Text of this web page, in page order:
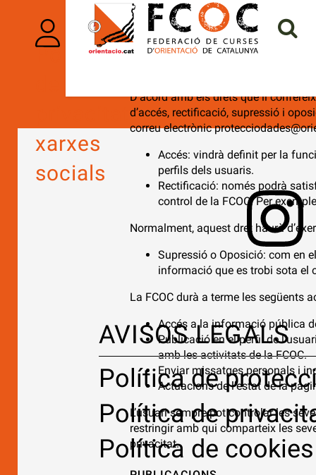
Política
xarxes
socials
Instagram i YouTube), amb la
L’usuari pot accedir en tot moment
configurar el seu perfil per garantir
La FCOC té accés i tracta aquella
D’acord amb els drets que li
d’accés, rectificació, supressió i
correu electrònic
Accés: vindrà definit per la
perfils dels usuaris.
Rectificació: només podrà
control de la FCOC. Per
Normalment, aquest dret haurà
Supressió o Oposició: com en
informació que es trobi sota el
La FCOC durà a terme les següents
Accés a la informació pública
Publicació en el perfil de
amb les activitats de la FCOC.
Enviar missatges personals i
Actuacions de l’estat de la
L’usuari sempre pot controlar les
restringir amb qui comparteix les
privacitat.
AVISOS LEGALS
Política de
Política de
Política de cookies